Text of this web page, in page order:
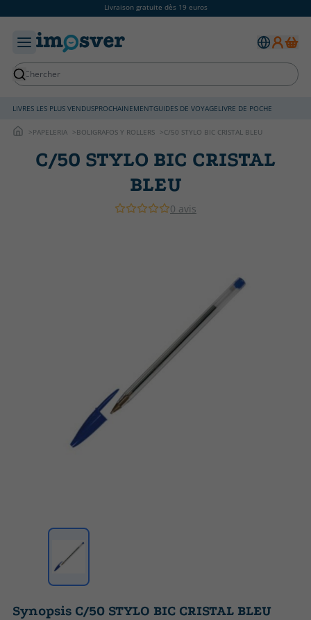
Livraison gratuite dès 19 euros
LIVRES LES PLUS VENDUSPROCHAINEMENTGUIDES DE VOYAGELIVRE DE POCHE
PAPELERIA BOLIGRAFOS Y ROLLERS C/50 STYLO BIC CRISTAL BLEU
C/50 STYLO BIC CRISTAL
BLEU
0 avis
Synopsis C/50 STYLO BIC CRISTAL BLEU